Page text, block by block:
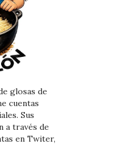
glosas de
cuentas
Sus
a través de
en Twiter,